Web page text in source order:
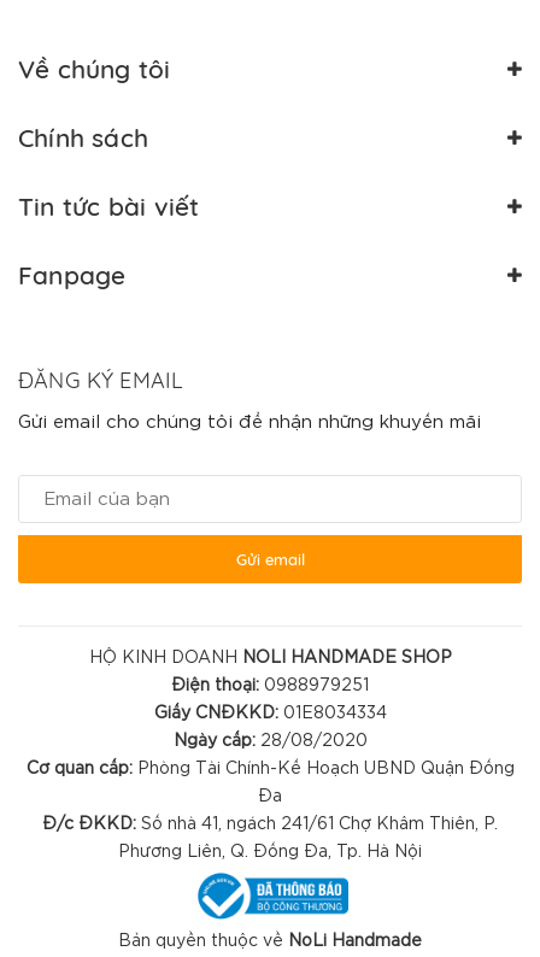
Về chúng tôi
Chính sách
Tin tức bài viết
Fanpage
ĐĂNG KÝ EMAIL
Gửi email cho chúng tôi để nhận những khuyến mãi
Gửi email
HỘ KINH DOANH
NOLI HANDMADE SHOP
Điện thoại: 0988979251
Giấy CNĐKKD:01E8034334
Ngày cấp:28/08/2020
Cơ quan cấp:Phòng Tài Chính-Kế Hoạch UBND Quận Đống
Đa
Đ/c ĐKKD: Số nhà 41, ngách 241/61 Chợ Khâm Thiên, P.
Phương Liên, Q. Đống Đa, Tp. Hà Nội
Bản quyền thuộc về NoLi Handmade